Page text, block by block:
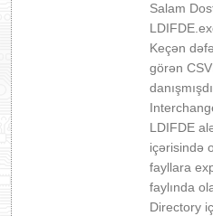
Salam
Keçən
görən
LDIFDE
içərisində
fayllara
faylında
Directory